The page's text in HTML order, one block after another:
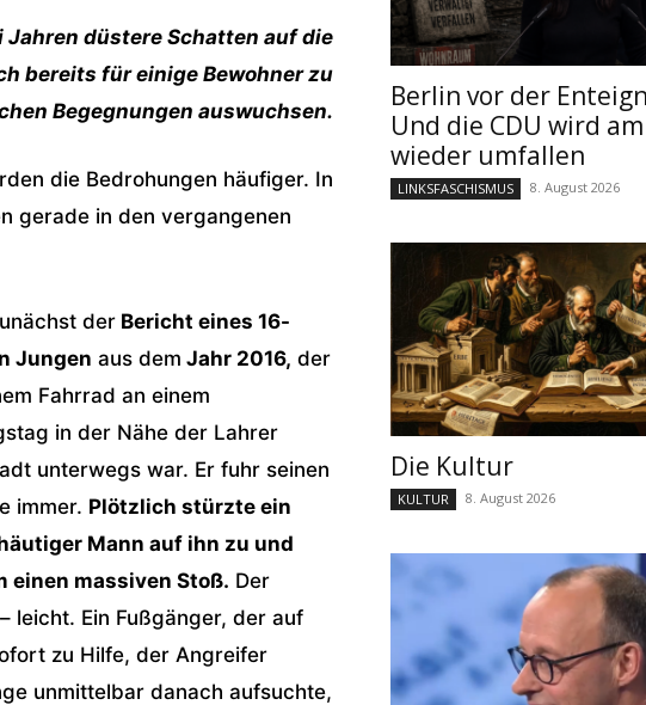
düstere Schatten auf die
bereits für einige Bewohner zu
Begegnungen auswuchsen.
die Bedrohungen häufiger. In
gerade in den vergangenen
der Bericht eines 16-
Jungen aus dem Jahr 2016, der
Fahrrad an einem
in der Nähe der Lahrer
unterwegs war. Er fuhr seinen
immer. Plötzlich stürzte ein
Mann auf ihn zu und
einen massiven Stoß. Der
leicht. Ein Fußgänger, der auf
zu Hilfe, der Angreifer
unmittelbar danach aufsuchte,
Berlin vor der
Und die CDU wird
wieder umfallen
LINKSFASCHISMUS 8. August 2026
Die Kultur
KULTUR 8. August 2026